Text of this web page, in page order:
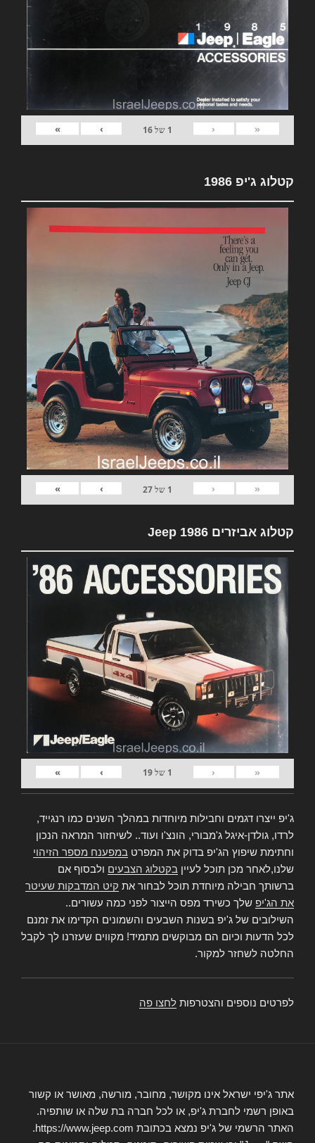
«
‹
1 של16
›
»
קטלוג ג'יפ 1986
«
‹
1 של27
›
»
קטלוג אביזרים Jeep 1986
«
‹
1 של19
›
»
ג'יפ ייצרו דגמים וחבילות מיוחדות במהלך השנים כמו רנגייד,
לרדו, גולדן-איגל ג'מבורי, הונצ'ו ועוד.. לשיחזור המראה הנכון
וחתימת שיפוץ הג'יפ בדוק את המפרט במפענח מספר הזיהוי
שלנו,לאחר מכן תוכל לעיין בקטלוג הצבעים ולבסוף אם
ברשותך חבילה מיוחדת תוכל לבחור את קיט המדבקות שעיטר
את הג'יפ שלך כשירד מפס הייצור לפני כמה עשורים..
השילובים של ג'יפ בשנות השבעים והשמונים הקדימו את זמנם
לכל הדעות וכיום הם מבוקשים מתמיד! מקווים שעזרנו לך לקבל
החלטה לשחזר למקור.
לפרטים נוספים והצטרפות לחצו פה
אתר ג'יפי ישראל אינו מקושר, מחובר, מורשה, מאושר או קשור
באופן רשמי לחברת ג'יפ, או לכל חברה בת שלה או שותפיה.
האתר הרשמי של ג'יפ נמצא בכתובת https://www.jeep.com.